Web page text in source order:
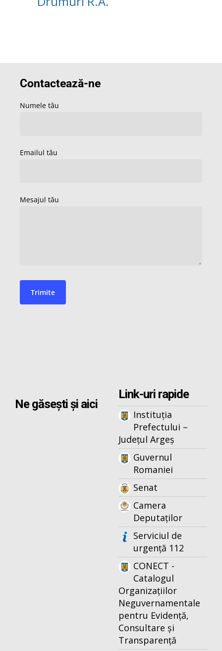
Ne găsești și aici
Link-uri rapide
Instituția
Prefectului –
Județul Argeș
Guvernul
Romaniei
Senat
Camera
Deputaților
Serviciul de
urgență 112
CONECT -
Catalogul
Organizațiilor
Neguvernamentale
pentru Evidență,
Consultare și
Transparență